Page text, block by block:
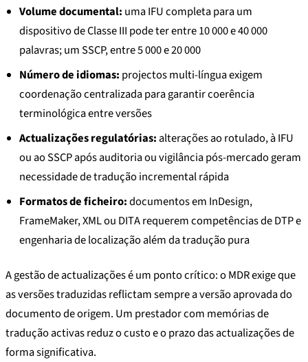
Volume documental: uma IFU completa para um
dispositivo de Classe III pode ter entre 10 000 e 40 000
palavras; um SSCP, entre 5 000 e 20 000
Número de idiomas: projectos multi-língua exigem
coordenação centralizada para garantir coerência
terminológica entre versões
Actualizações regulatórias:alterações ao rotulado, à IFU
ou ao SSCP após auditoria ou vigilância pós-mercado geram
necessidade de tradução incremental rápida
Formatos de ficheiro:documentos em InDesign,
FrameMaker, XML ou DITA requerem competências de DTP e
engenharia de localização além da tradução pura
A gestão de actualizações é um ponto crítico: o MDR exige que
as versões traduzidas reflictam sempre a versão aprovada do
documento de origem. Um prestador com memórias de
tradução activas reduz o custo e o prazo das actualizações de
forma significativa.